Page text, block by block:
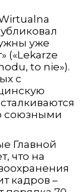
уже
(«Lekarze
to nie»).
с
союзными
Главной
что на
кадров –